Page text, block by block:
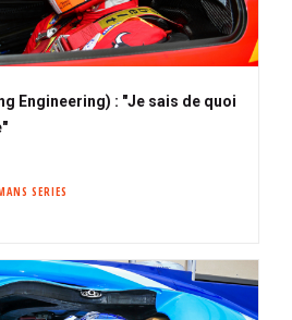
Engineering) : "Je sais de quoi
SERIES